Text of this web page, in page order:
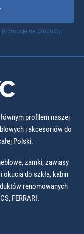
na produkty.
profilem naszej
i akcesoriów do
Polski.
zamki, zawiasy
okucia do szkła, kabin
renomowanych
FERRARI.